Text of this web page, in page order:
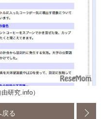
研究.info）
戻る